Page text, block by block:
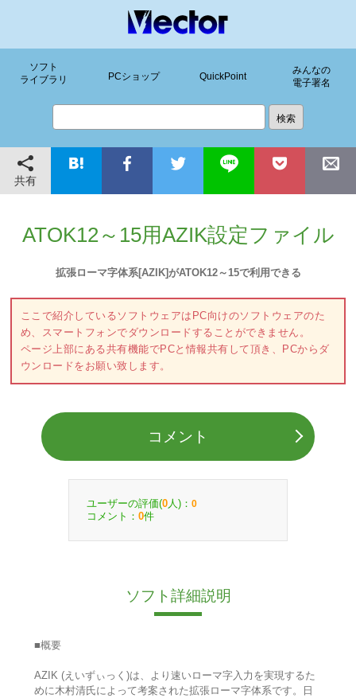
ソフト
ライブラリ
PCショップ QuickPoint
みんなの
電子署名
共有
ATOK12～15用AZIK設定ファイル
拡張ローマ字体系[AZIK]がATOK12～15で利用できる
ここで紹介しているソフトウェアはPC向けのソフトウェアのた
め、スマートフォンでダウンロードすることができません。
ページ上部にある共有機能でPCと情報共有して頂き、PCからダ
ウンロードをお願い致します。
コメント
ユーザーの評価(0 人)： 0
コメント： 0件
ソフト詳細説明
■概要
AZIK (えいずぃっく)は、より速いローマ字入力を実現するた
めに木村清氏によって考案された拡張ローマ字体系です。日